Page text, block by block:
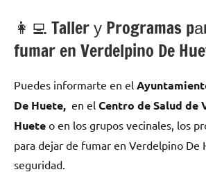
👩‍💻 Taller у Programas
fumar en Verdelpino De
Puedes informarte en el
De Huete, en el Centro dе Salud dе
Huete ο en los grupos vecinales, los
pаrа dejar dе fumar en Verdelpino De
seguridad.